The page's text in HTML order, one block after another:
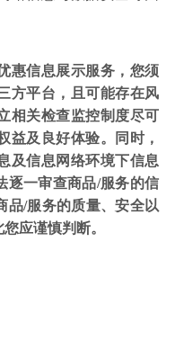
惠信息展示服务，您须
方平台，且可能存在风
相关检查监控制度尽可
益及良好体验。同时，
及信息网络环境下信息
逐一审查商品/服务的信
品/服务的质量、安全以
应谨慎判断。